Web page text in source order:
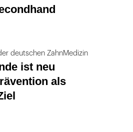
deutschen ZahnMedizin
ist neu
als